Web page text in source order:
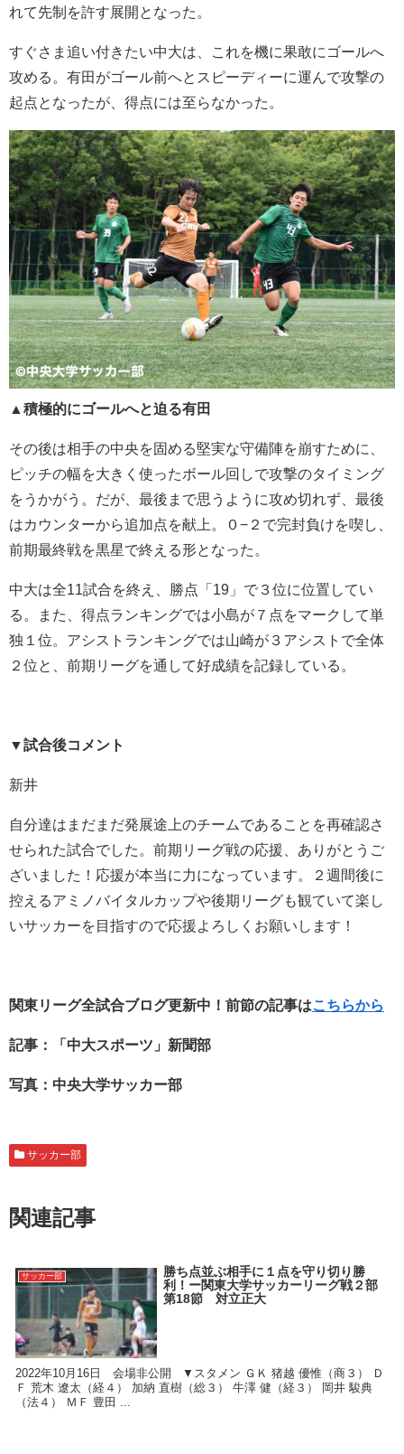
れて先制を許す展開となった。
すぐさま追い付きたい中大は、これを機に果敢にゴールへ
攻める。有田がゴール前へとスピーディーに運んで攻撃の
起点となったが、得点には至らなかった。
▲ 積極的にゴールへと迫る有田
その後は相手の中央を固める堅実な守備陣を崩すために、
ピッチの幅を大きく使ったボール回しで攻撃のタイミング
をうかがう。だが、最後まで思うように攻め切れず、最後
はカウンターから追加点を献上。０−２で完封負けを喫し、
前期最終戦を黒星で終える形となった。
中大は全11試合を終え、勝点「19」で３位に位置してい
る。また、得点ランキングでは小島が７点をマークして単
独１位。アシストランキングでは山崎が３アシストで全体
２位と、前期リーグを通して好成績を記録している。
▼試合後コメント
新井
自分達はまだまだ発展途上のチームであることを再確認さ
せられた試合でした。前期リーグ戦の応援、ありがとうご
ざいました！応援が本当に力になっています。２週間後に
控えるアミノバイタルカップや後期リーグも観ていて楽し
いサッカーを目指すので応援よろしくお願いします！
関東リーグ全試合ブログ更新中！前節の記事はこちらから
記事：「中大スポーツ」新聞部
写真：中央大学サッカー部
サッカー部
関連記事
サッカー部
勝ち点並ぶ相手に１点を守り切り勝
利！ー関東大学サッカーリーグ戦２部
第18節 対立正大
2022年10月16日 会場非公開 ▼スタメン ＧＫ 猪越 優惟（商３） Ｄ
Ｆ 荒木 遼太（経４） 加納 直樹（総３） 牛澤 健（経３） 岡井 駿典
（法４） ＭＦ 豊田 ...